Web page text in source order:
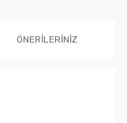
ÖNERİLERİNİZ